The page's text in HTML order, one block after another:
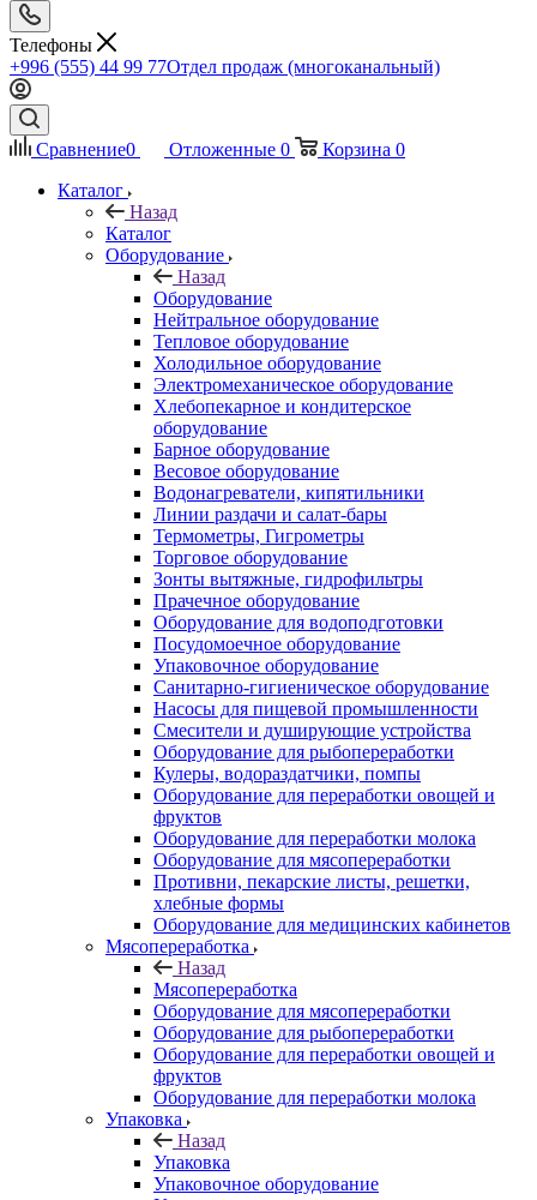
Телефоны
+996 (555) 44 99 77Отдел продаж (многоканальный)
Сравнение0 Отложенные 0 Корзина 0
Каталог
Назад
Каталог
Оборудование
Назад
Оборудование
Нейтральное оборудование
Тепловое оборудование
Холодильное оборудование
Электромеханическое оборудование
Хлебопекарное и кондитерское
оборудование
Барное оборудование
Весовое оборудование
Водонагреватели, кипятильники
Линии раздачи и салат-бары
Термометры, Гигрометры
Торговое оборудование
Зонты вытяжные, гидрофильтры
Прачечное оборудование
Оборудование для водоподготовки
Посудомоечное оборудование
Упаковочное оборудование
Санитарно-гигиеническое оборудование
Насосы для пищевой промышленности
Смесители и душирующие устройства
Оборудование для рыбопереработки
Кулеры, водораздатчики, помпы
Оборудование для переработки овощей и
фруктов
Оборудование для переработки молока
Оборудование для мясопереработки
Противни, пекарские листы, решетки,
хлебные формы
Оборудование для медицинских кабинетов
Мясопереработка
Назад
Мясопереработка
Оборудование для мясопереработки
Оборудование для рыбопереработки
Оборудование для переработки овощей и
фруктов
Оборудование для переработки молока
Упаковка
Назад
Упаковка
Упаковочное оборудование